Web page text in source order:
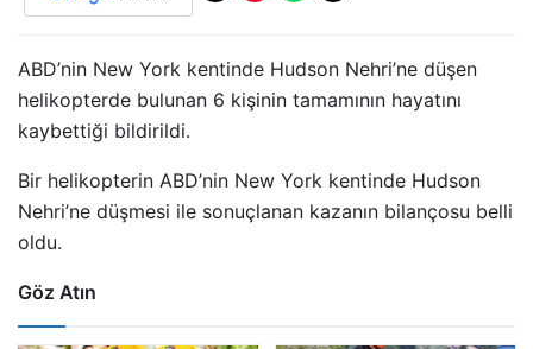
ABD’nin New York kentinde Hudson Nehri’ne düşen
helikopterde bulunan 6 kişinin tamamının hayatını
kaybettiği bildirildi.
Bir helikopterin ABD’nin New York kentinde Hudson
Nehri’ne düşmesi ile sonuçlanan kazanın bilançosu belli
oldu.
Göz Atın